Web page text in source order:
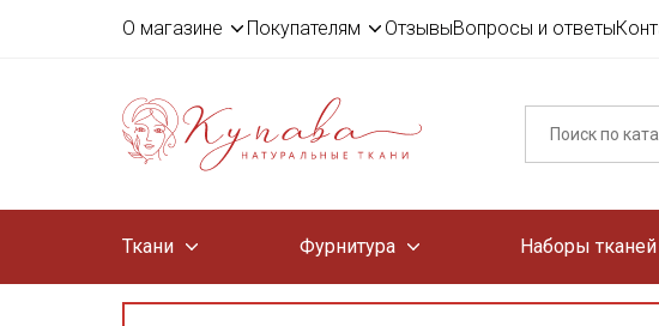
О магазине Покупателям ОтзывыВопросы и ответы
Ткани Фурнитура Наборы тканей